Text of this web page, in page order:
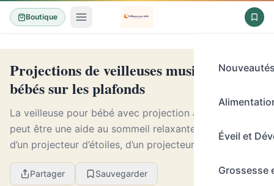
Boutique
Éveil et
Grossesse
Projections de veilleuses musicales pour
bébés sur les plafonds
La veilleuse pour bébé avec projection au plafond
peut être une aide au sommeil relaxante, qu’il s’agisse
d’un projecteur d’étoiles, d’un projecteur de galaxie
complète ou même d’un coucher de sole...
Partager Sauvegarder